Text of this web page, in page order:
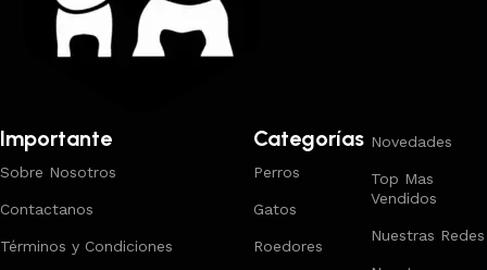
Importante
Sobre Nosotros
Contactanos
Términos y Condiciones
Categorías
Perros
Gatos
Roedores
Novedades
Top Mas
Vendidos
Nuestras Redes